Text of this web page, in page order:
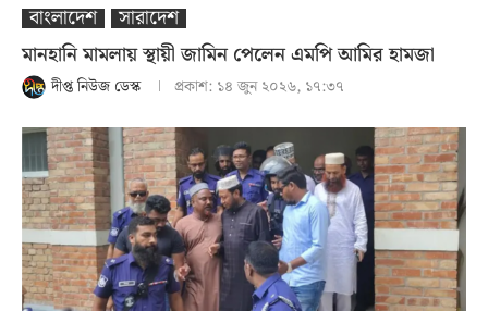
বাংলাদেশ
সারাদেশ
মানহানি মামলায় স্থায়ী জামিন পেলেন এমপি আমির হামজা
দীপ্ত নিউজ ডেস্ক প্রকাশ: ১৪ জুন ২০২৬, ১৭:৩৭